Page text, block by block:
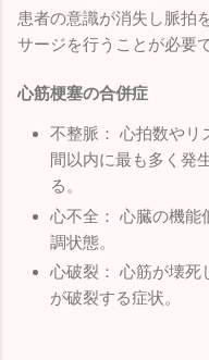
患者の意識が消失し脈拍
サージを行うことが必要
心筋梗塞の合併症
不整脈： 心拍数やリ
間以内に最も多く発
る。
心不全： 心臓の機能
調状態。
心破裂： 心筋が壊死
が破裂する症状。